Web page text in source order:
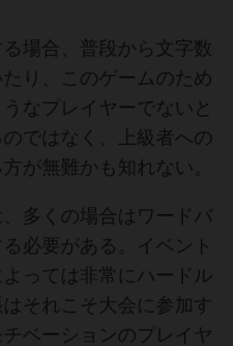
場合、普段から文字数
り、このゲームのため
なプレイヤーでないと
ではなく、上級者への
が無難かも知れない。
多くの場合はワードバ
必要がある。イベント
っては非常にハードル
それこそ大会に参加す
ベーションのプレイヤ